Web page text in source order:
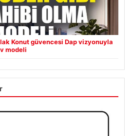
Konut güvencesi Dap vizyonuyla
modeli